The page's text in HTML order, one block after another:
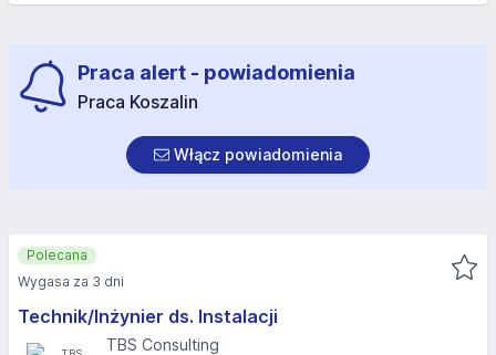
Praca alert - powiadomienia
Praca Koszalin
Włącz powiadomienia
Technik/Inżynier ds. Instalacji
TBS Consulting
Polecana
Wygasa za 3 dni